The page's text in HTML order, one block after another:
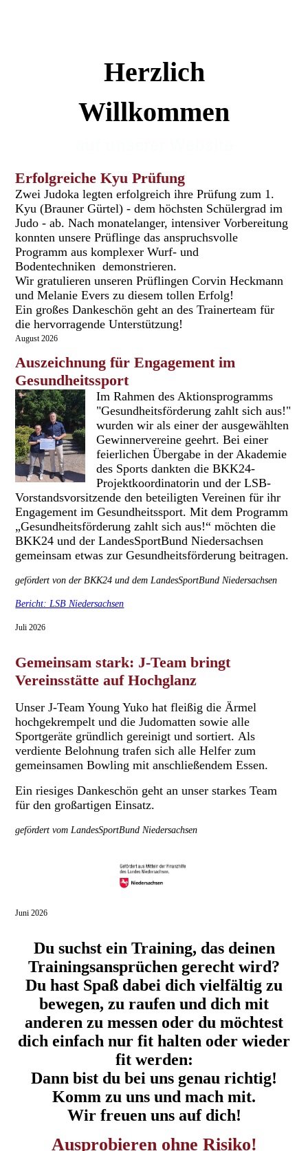
Herzlich
Willkommen
Erfolgreiche Kyu Prüfung
Zwei Judoka legten erfolgreich ihre Prüfung zum 1.
Kyu (Brauner Gürtel) - dem höchsten Schülergrad im
Judo - ab. Nach monatelanger, intensiver Vorbereitung
konnten unsere Prüflinge das anspruchsvolle
Programm aus komplexer Wurf- und
Bodentechniken demonstrieren.
Wir gratulieren unseren Prüflingen Corvin Heckmann
und Melanie Evers zu diesem tollen Erfolg!
Ein großes Dankeschön geht an des Trainerteam für
die hervorragende Unterstützung!
August 2026
Auszeichnung für Engagement im
Gesundheitssport
Im Rahmen des Aktionsprogramms
"Gesundheitsförderung zahlt sich aus!"
wurden wir als einer der ausgewählten
Gewinnervereine geehrt. Bei einer
feierlichen Übergabe in der Akademie
des Sports dankten die BKK24-
Projektkoordinatorin und der LSB-
Vorstandsvorsitzende den beteiligten Vereinen für ihr
Engagement im Gesundheitssport. Mit dem Programm
„Gesundheitsförderung zahlt sich aus!“ möchten die
BKK24 und der LandesSportBund Niedersachsen
gemeinsam etwas zur Gesundheitsförderung beitragen.
gefördert von der BKK24 und dem LandesSportBund Niedersachsen
Bericht: LSB Niedersachsen
Juli 2026
Gemeinsam stark: J-Team bringt
Vereinsstätte auf Hochglanz
Unser J-Team Young Yuko hat fleißig die Ärmel
hochgekrempelt und die Judomatten sowie alle
Sportgeräte gründlich gereinigt und sortiert. Als
verdiente Belohnung trafen sich alle Helfer zum
gemeinsamen Bowling mit anschließendem Essen.
Ein riesiges Dankeschön geht an unser starkes Team
für den großartigen Einsatz.
gefördert vom LandesSportBund Niedersachsen
Juni 2026
Du suchst ein Training, das deinen
Trainingsansprüchen gerecht wird?
Du hast Spaß dabei dich vielfältig zu
bewegen, zu raufen und dich mit
anderen zu messen oder du möchtest
dich einfach nur fit halten oder wieder
fit werden:
Dann bist du bei uns genau richtig!
Komm zu uns und mach mit.
Wir freuen uns auf dich!
Ausprobieren ohne Risiko!